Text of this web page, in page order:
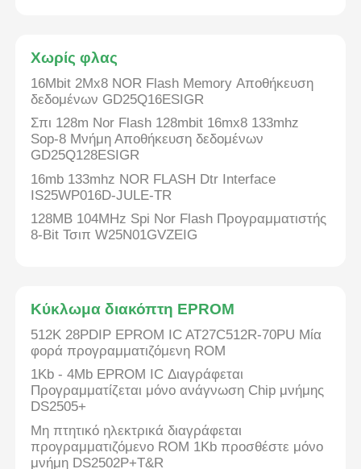
Ηλεκτρονικά εξαρτήματα
Προγραμματισμός PLC
Μονάδα GPS
Μονάδα ραδιοσυχνοτήτων
Στερεάς κατάστασης ηλεκτρονόμος
Κεραία επικοινωνίας
Συνδετήρας
Χωρίς φλας
16Mbit 2Mx8 NOR Flash Memory Αποθήκευση
δεδομένων GD25Q16ESIGR
Σπι 128m Nor Flash 128mbit 16mx8 133mhz
Sop-8 Μνήμη Αποθήκευση δεδομένων
GD25Q128ESIGR
16mb 133mhz NOR FLASH Dtr Interface
IS25WP016D-JULE-TR
128MB 104MHz Spi Nor Flash Προγραμματιστής
8-Bit Τσιπ W25N01GVZEIG
Κύκλωμα διακόπτη EPROM
512K 28PDIP EPROM IC AT27C512R-70PU Μία
φορά προγραμματιζόμενη ROM
1Kb - 4Mb EPROM IC Διαγράφεται
Προγραμματίζεται μόνο ανάγνωση Chip μνήμης
DS2505+
Μη πτητικό ηλεκτρικά διαγράφεται
προγραμματιζόμενο ROM 1Kb προσθέστε μόνο
μνήμη DS2502P+T&R